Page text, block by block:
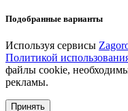
Подобранные варианты
Используя сервисы
Политикой
файлы cookie,
рекламы.
Принять